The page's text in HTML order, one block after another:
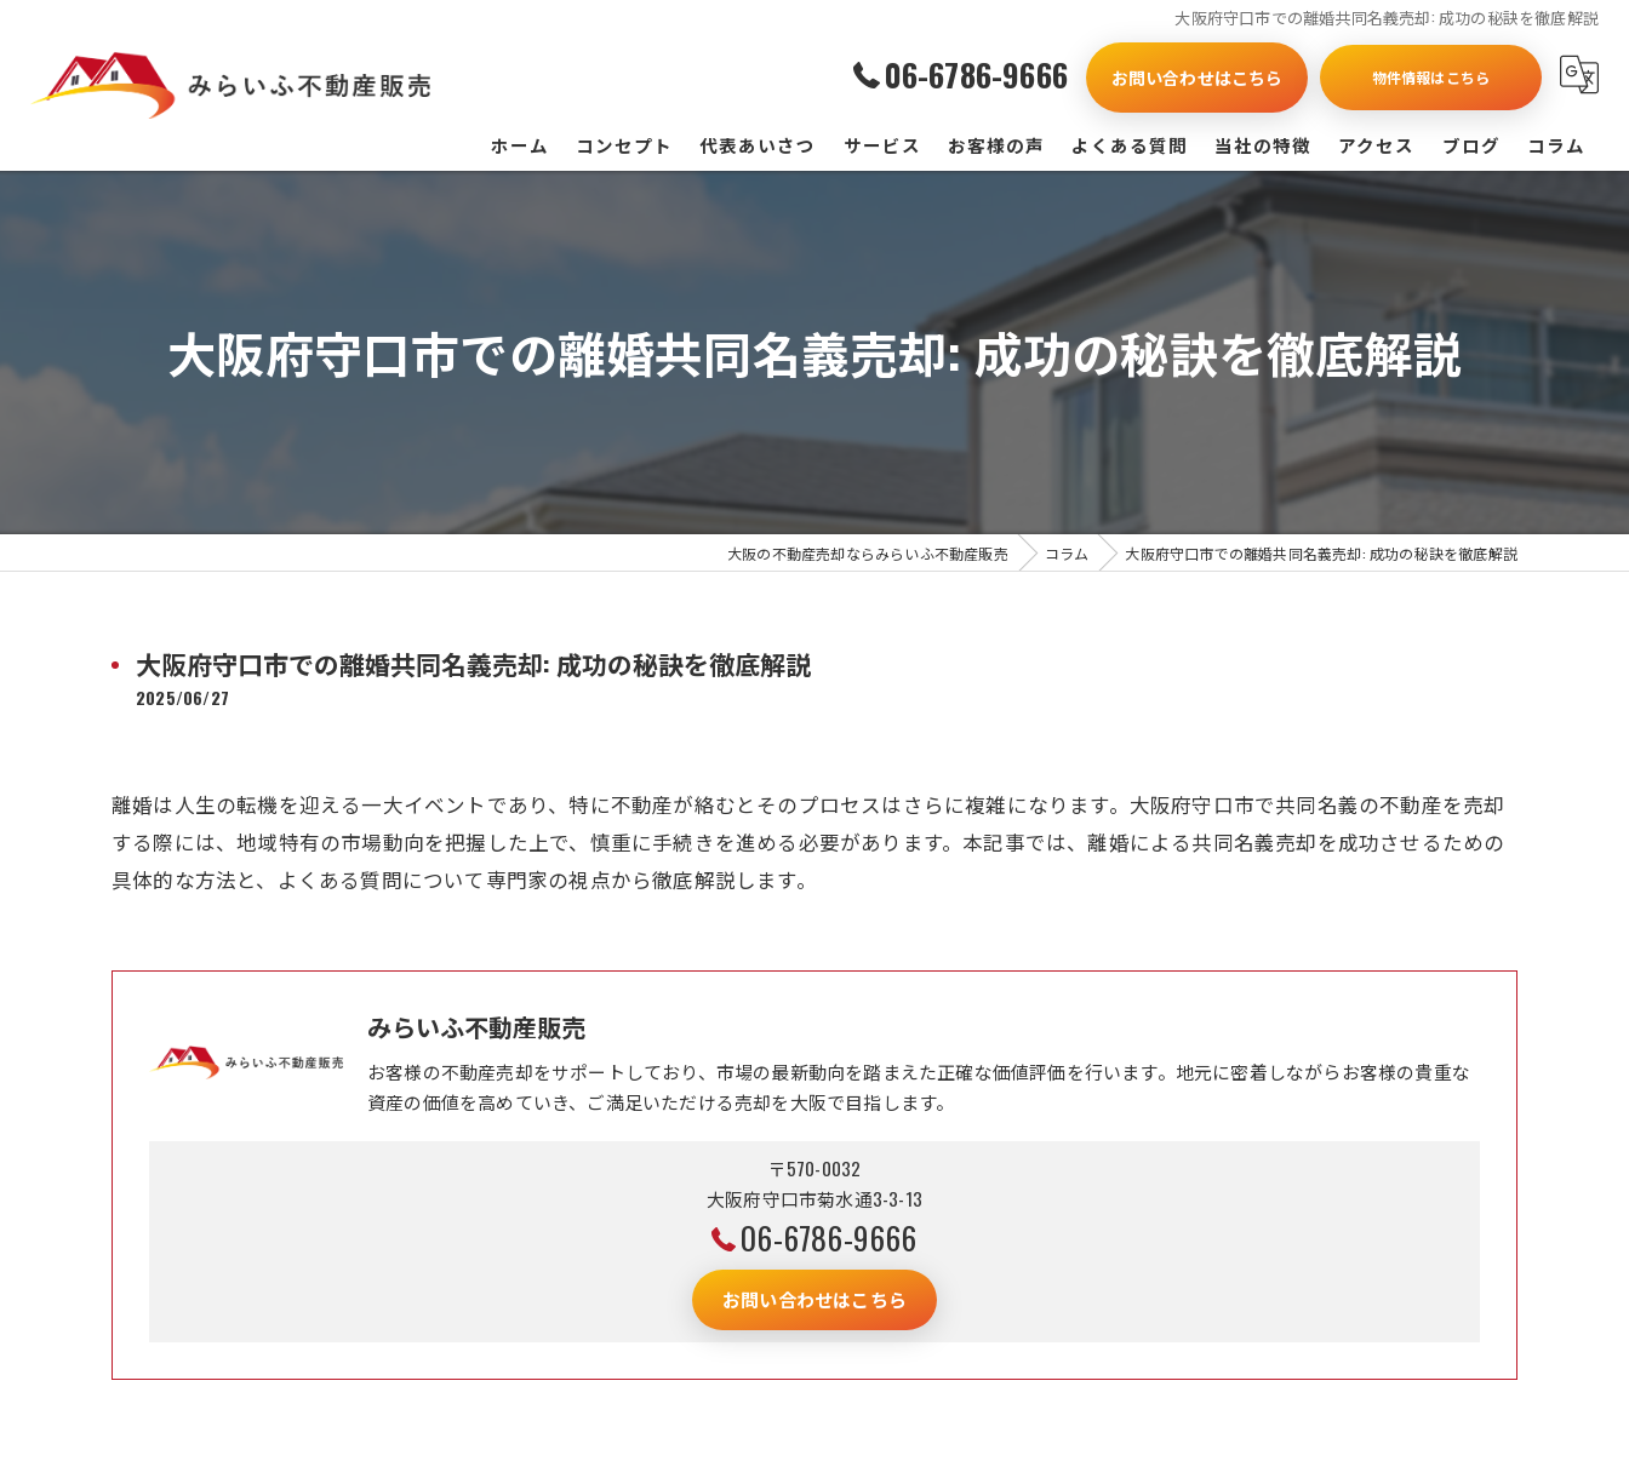
大阪府守口市での離婚共同名義売却: 成功の秘訣を徹底解説
06-6786-9666 お問い合わせはこちら 物件情報はこちら
ホーム コンセプト 代表あいさつ サービス お客様の声 よくある質問 当社の特徴
買取
戸建て
マンション
アクセス ブログ コラム
大阪府守口市での離婚共同名義売却: 成功の秘訣を徹底解説
大阪の不動産売却ならみらいふ不動産販売 コラム 大阪府守口市での離婚共同名義売却: 成功の秘訣を徹底解説
大阪府守口市での離婚共同名義売却: 成功の秘訣を徹底解説
2025/06/27
離婚は人生の転機を迎える一大イベントであり、特に不動産が絡むとそのプロセスはさらに複雑になります。大阪府守口市で共同名義の不動産を売却
する際には、地域特有の市場動向を把握した上で、慎重に手続きを進める必要があります。本記事では、離婚による共同名義売却を成功させるための
具体的な方法と、よくある質問について専門家の視点から徹底解説します。
みらいふ不動産販売
お客様の不動産売却をサポートしており、市場の最新動向を踏まえた正確な価値評価を行います。地元に密着しながらお客様の貴重な
資産の価値を高めていき、ご満足いただける売却を大阪で目指します。
〒570-0032
大阪府守口市菊水通3-3-13
06-6786-9666
お問い合わせはこちら